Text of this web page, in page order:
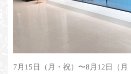
7月15日（月・祝）〜8月12日（月